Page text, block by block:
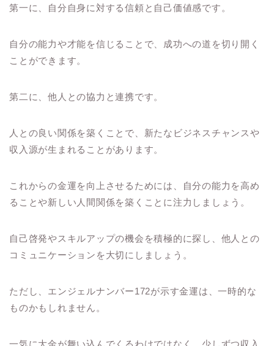
第一に、自分自身に対する信頼と自己価値感です。
自分の能力や才能を信じることで、成功への道を切り開く
ことができます。
第二に、他人との協力と連携です。
人との良い関係を築くことで、新たなビジネスチャンスや
収入源が生まれることがあります。
これからの金運を向上させるためには、自分の能力を高め
ることや新しい人間関係を築くことに注力しましょう。
自己啓発やスキルアップの機会を積極的に探し、他人との
コミュニケーションを大切にしましょう。
ただし、エンジェルナンバー172が示す金運は、一時的な
ものかもしれません。
一気に大金が舞い込んでくるわけではなく、少しずつ収入